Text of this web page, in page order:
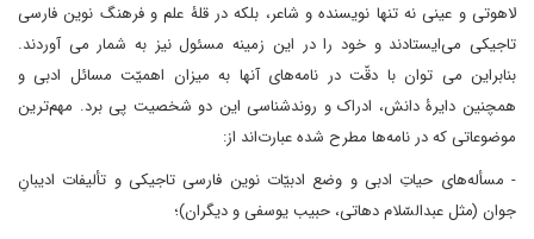
لاهوتی و عینی نه تنها نویسنده و شاعر، بلکه در قلۀ علم و فرهنگ نوین فارسی
تاجیکی می‌ایستادند و خود را در این زمینه مسئول نیز به شمار می آوردند.
بنابراین می توان با دقّت در نامه‌های آنها به میزان اهمیّت مسائل ادبی و
همچنین دایرۀ دانش، ادراک و روندشناسی این دو شخصیت پی برد. مهم‌ترین
موضوعاتی که در نامه‌ها مطرح شده عبارت‌اند از:
- مسأله‌های حیاتِ ادبی و وضع ادبیّات نوین فارسی تاجیکی و تألیفات ادیبانِ
جوان (مثل عبدالسّلام دهاتی، حبیب یوسفی و دیگران)؛